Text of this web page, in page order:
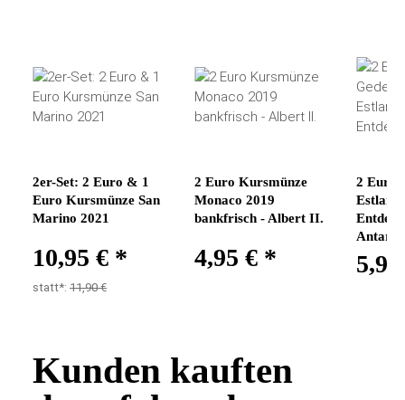
2er-Set: 2 Euro & 1
Euro Kursmünze San
Marino 2021
10,95 € *
statt*: 11,90 €
2 Euro Kursmünze
Monaco 2019
bankfrisch - Albert II.
4,95 € *
2 Euro
Estland
Kunden kauften